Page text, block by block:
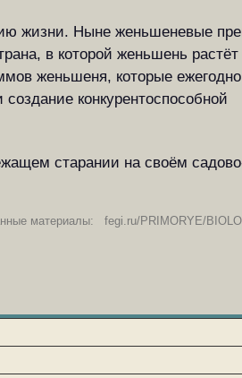
жизни. Ныне женьшеневые
в которой женьшень
женьшеня, которые ежегодно
конкурентоспособной
старании на своём
материалы: fegi.ru/PRIMORYE/